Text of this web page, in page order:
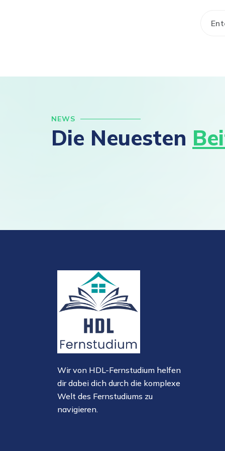
NEWS
Die Neuesten
Wir von HDL-Fernstudium helfen
dir dabei dich durch die komplexe
Welt des Fernstudiums zu
navigieren.